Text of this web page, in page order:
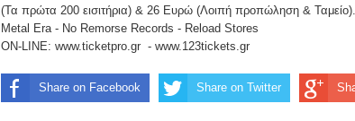
(Τα πρώτα 200 εισιτήρια) & 26 Ευρώ (Λοιπή προπώληση &
Metal Era - No Remorse Records - Reload Stores
ON-LINE: www.ticketpro.gr - www.123tickets.gr
Share on Facebook Share on Twitter